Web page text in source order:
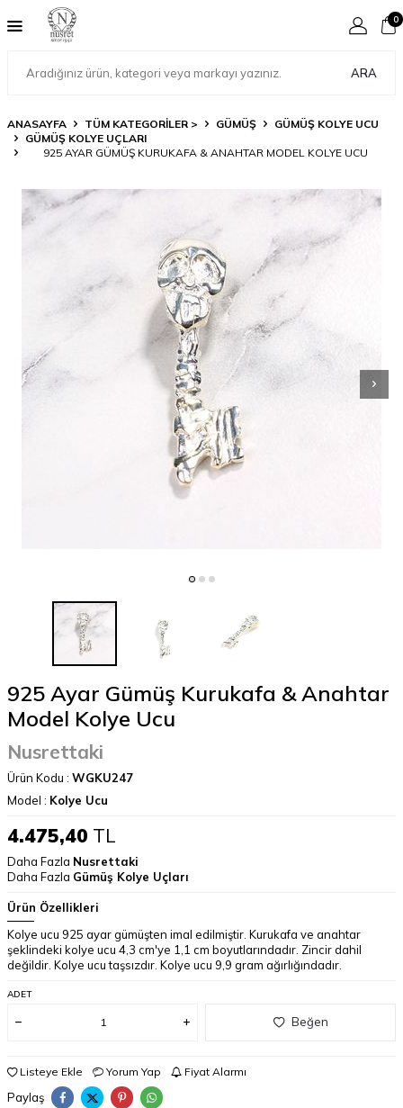
ARA
0
ANASAYFA TÜM KATEGORİLER > GÜMÜŞ
GÜMÜŞ KOLYE UCU
GÜMÜŞ KOLYE UÇLARI
925 AYAR GÜMÜŞ KURUKAFA & ANAHTAR MODEL KOLYE UCU
925 Ayar Gümüş Kurukafa & Anahtar
Model Kolye Ucu
Nusrettaki
Ürün Kodu : WGKU247
Model : Kolye Ucu
4.475,40 TL
Daha Fazla Nusrettaki
Daha Fazla Gümüş Kolye Uçları
Ürün Özellikleri
Kolye ucu 925 ayar gümüşten imal edilmiştir. Kurukafa ve anahtar
şeklindeki kolye ucu 4,3 cm'ye 1,1 cm boyutlarındadır. Zincir dahil
değildir. Kolye ucu taşsızdır. Kolye ucu 9,9 gram ağırlığındadır.
ADET
Beğen
Listeye Ekle Yorum Yap Fiyat Alarmı
Paylaş